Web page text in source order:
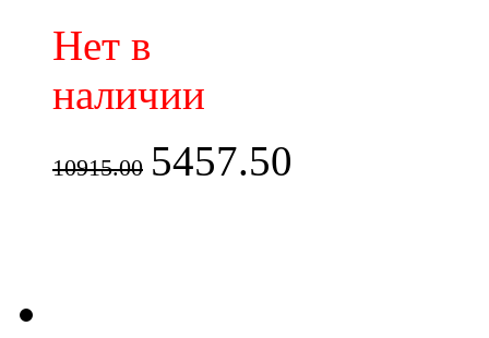
Нет в
наличии
10915.00 5457.50